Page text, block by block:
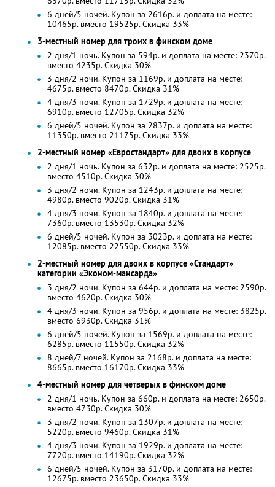
6 дней/5 ночей. Купон за 2616р. и доплата на месте:
10465р. вместо 19525р. Скидка 33%
3-местный номер для троих в финском доме
2 дня/1 ночь. Купон за 594р. и доплата на месте: 2370р.
вместо 4235р.Скидка 30%
3 дня/2 ночи. Купон за 1169р. и доплата на месте:
4675р. вместо 8470р.Скидка 31%
4 дня/3 ночи. Купон за 1729р. и доплата на месте:
6910р. вместо 12705р. Скидка 32%
6 дней/5 ночей. Купон за 2837р. и доплата на месте:
11350р. вместо 21175р. Скидка 33%
2-местный номер «Евростандарт» для двоих в корпусе
2 дня/1 ночь. Купон за 632р. и доплата на месте: 2525р.
вместо 4510р.Скидка 30%
3 дня/2 ночи. Купон за 1243р. и доплата на месте:
4980р. вместо 9020р.Скидка 31%
4 дня/3 ночи. Купон за 1840р. и доплата на месте:
7360р. вместо 13530р. Скидка 32%
6 дней/5 ночей. Купон за 3023р. и доплата на месте:
12085р. вместо 22550р. Скидка 33%
2-местный номер для двоих в корпусе «Стандарт»
категории «Эконом-мансарда»
3 дня/2 ночи. Купон за 644р. и доплата на месте: 2590р.
вместо 4620р.Скидка 30%
4 дня/3 ночи. Купон за 956р. и доплата на месте: 3825р.
вместо 6930р.Скидка 31%
6 дней/5 ночей. Купон за 1569р. и доплата на месте:
6285р. вместо 11550р. Скидка 32%
8 дней/7 ночей. Купон за 2168р. и доплата на месте:
8665р. вместо 16170р. Скидка 33%
4-местный номер для четверых в финском доме
2 дня/1 ночь. Купон за 660р. и доплата на месте: 2650р.
вместо 4730р.Скидка 30%
3 дня/2 ночи. Купон за 1307р. и доплата на месте:
5220р. вместо 9460р.Скидка 31%
4 дня/3 ночи. Купон за 1929р. и доплата на месте:
7720р. вместо 14190р. Скидка 32%
6 дней/5 ночей. Купон за 3170р. и доплата на месте:
12675р. вместо 23650р. Скидка 33%